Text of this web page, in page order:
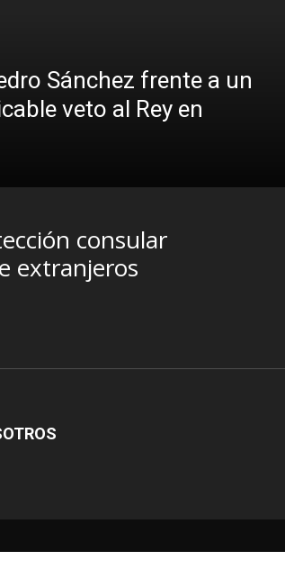
Sánchez frente a un
veto al Rey en
consular
extranjeros